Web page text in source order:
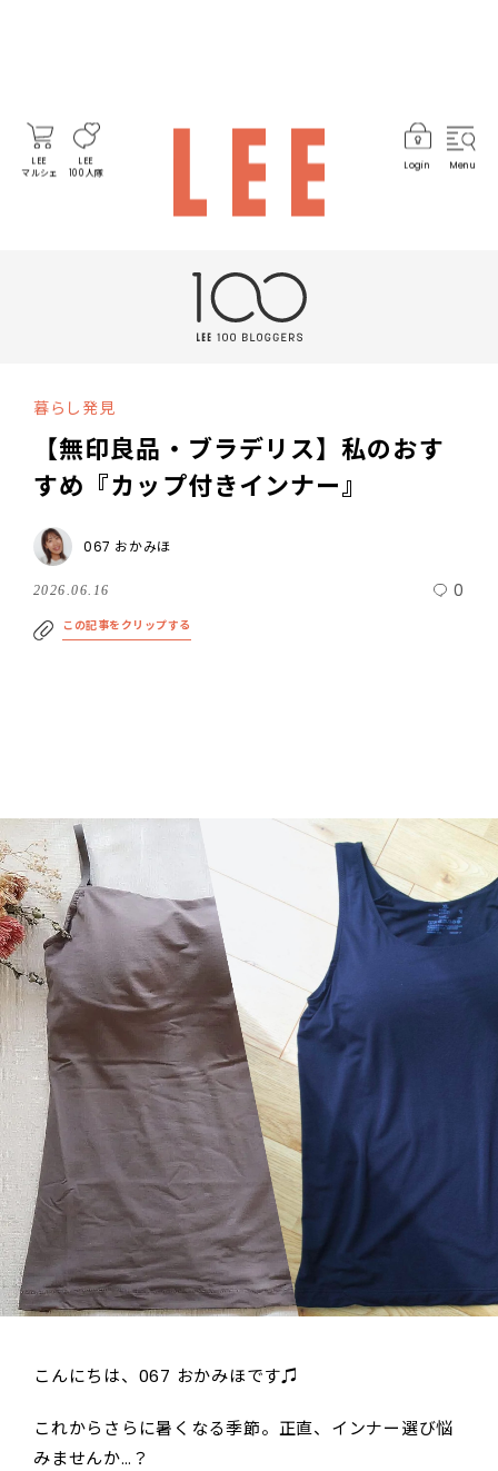
LEE
マルシェ
LEE
100人隊
Login Menu
暮らし発見
【無印良品・ブラデリス】私のおす
すめ『カップ付きインナー』
067 おかみほ
2026.06.16 0
この記事をクリップする
こんにちは、067 おかみほです♫
これからさらに暑くなる季節。正直、インナー選び悩
みませんか…？